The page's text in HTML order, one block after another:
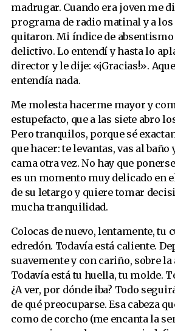
madrugar. Cuando era joven me
programa de radio matinal y a
quitaron. Mi índice de
delictivo. Lo entendí y hasta lo
director y le dije: «¡Gracias!».
entendía nada.
Me molesta hacerme mayor y
estupefacto, que a las siete abro
Pero tranquilos, porque sé
que hacer: te levantas, vas al baño
cama otra vez. No hay que
es un momento muy delicado en
de su letargo y quiere tomar
mucha tranquilidad.
Colocas de nuevo, lentamente, tu
edredón. Todavía está caliente.
suavemente y con cariño, sobre la
Todavía está tu huella, tu molde.
¿A ver, por dónde iba? Todo
de qué preocuparse. Esa cabeza
como de corcho (me encanta la